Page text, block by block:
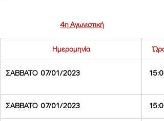
4η Αγωνιστική
Ημερομηνία Ώρα
ΣΑΒΒΑΤΟ  07/01/2023 15:00
ΣΑΒΒΑΤΟ  07/01/2023 15:00